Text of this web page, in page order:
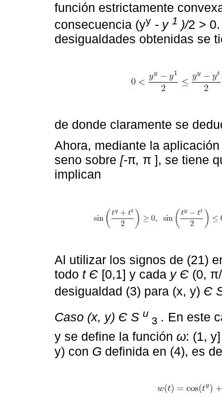
función estrictamente
consecuencia (yy - y 1 )/2 >
desigualdades obtenidas se
de donde claramente se
Ahora, mediante la
seno sobre [-π, π ], se tiene
implican
Al utilizar los signos de (21)
todo t Є [0,1] y cada y Є (0,
desigualdad (3) para (x, y) Є
Caso (x, y) Є S u
3 . En este
y se define la función ω: (1,
y) con G definida en (4), es